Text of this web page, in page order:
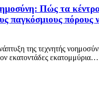
Πώς τα
παγκόσμιους πόρους
της τεχνητής
εκατοντάδες εκατομμύρια…